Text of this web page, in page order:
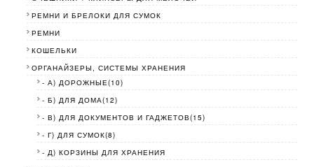
РЕМНИ И БРЕЛОКИ ДЛЯ СУМОК
РЕМНИ
КОШЕЛЬКИ
ОРГАНАЙЗЕРЫ, СИСТЕМЫ ХРАНЕНИЯ
- А) ДОРОЖНЫЕ(10)
- Б) ДЛЯ ДОМА(12)
- В) ДЛЯ ДОКУМЕНТОВ И ГАДЖЕТОВ(15)
- Г) ДЛЯ СУМОК(8)
- Д) КОРЗИНЫ ДЛЯ ХРАНЕНИЯ